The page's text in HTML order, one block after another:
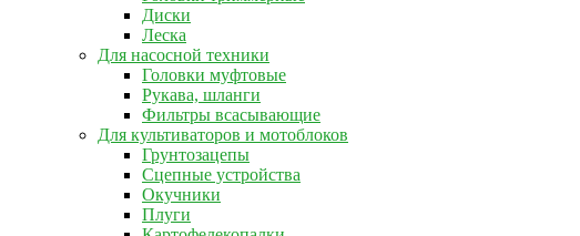
Диски
Леска
Для насосной техники
Головки муфтовые
Рукава, шланги
Фильтры всасывающие
Для культиваторов и мотоблоков
Грунтозацепы
Сцепные устройства
Окучники
Плуги